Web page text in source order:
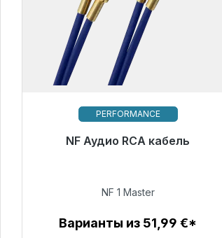
PERFORMANCE
NF Аудио RCA кабель
Готовы к немедленной отправке,
99,00 €
Детали
NF 1 Master
Варианты из 51,99 €*